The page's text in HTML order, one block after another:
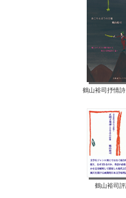
鶴山裕司抒情
鶴山裕司